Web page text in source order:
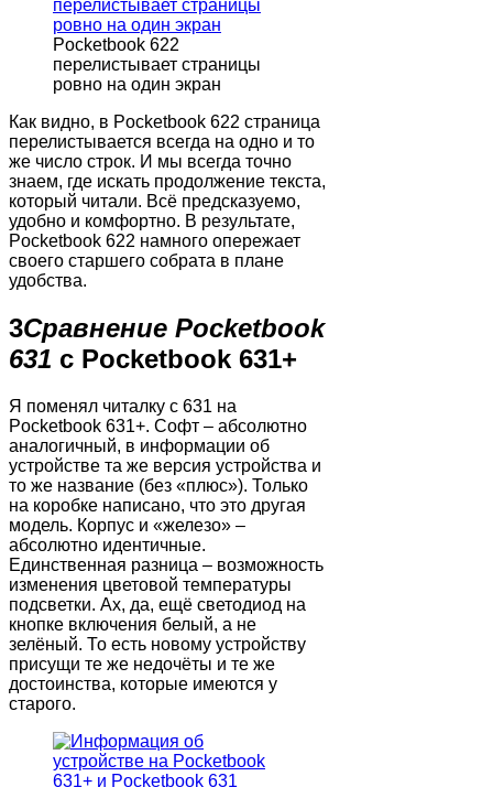
Pocketbook 622
перелистывает страницы
ровно на один экран
Как видно, в Pocketbook 622 страница
перелистывается всегда на одно и то
же число строк. И мы всегда точно
знаем, где искать продолжение текста,
который читали. Всё предсказуемо,
удобно и комфортно. В результате,
Pocketbook 622 намного опережает
своего старшего собрата в плане
удобства.
3Сравнение Pocketbook
631 с Pocketbook 631+
Я поменял читалку с 631 на
Pocketbook 631+. Софт – абсолютно
аналогичный, в информации об
устройстве та же версия устройства и
то же название (без «плюс»). Только
на коробке написано, что это другая
модель. Корпус и «железо» –
абсолютно идентичные.
Единственная разница – возможность
изменения цветовой температуры
подсветки. Ах, да, ещё светодиод на
кнопке включения белый, а не
зелёный. То есть новому устройству
присущи те же недочёты и те же
достоинства, которые имеются у
старого.